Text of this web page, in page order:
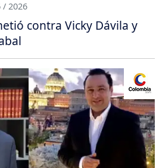
/ 2026
contra Vicky Dávila y